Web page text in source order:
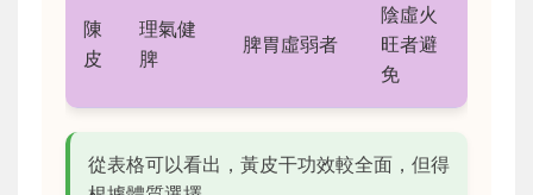
陳
皮
理氣健
脾
脾胃虛弱者
陰虛火
旺者避
免
從表格可以看出，黃皮干功效較全面，但得